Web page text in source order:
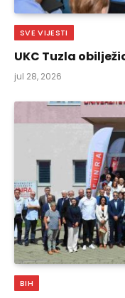
SVE VIJESTI
UKC Tuzla
jul 28, 2026
BIH